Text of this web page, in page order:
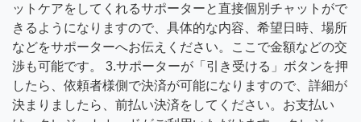
ットケアをしてくれるサポーターと直接個別チャットがで
きるようになりますので、具体的な内容、希望日時、場所
などをサポーターへお伝えください。ここで金額などの交
渉も可能です。 3.サポーターが「引き受ける」ボタンを押
したら、依頼者様側で決済が可能になりますので、詳細が
決まりましたら、前払い決済をしてください。お支払い